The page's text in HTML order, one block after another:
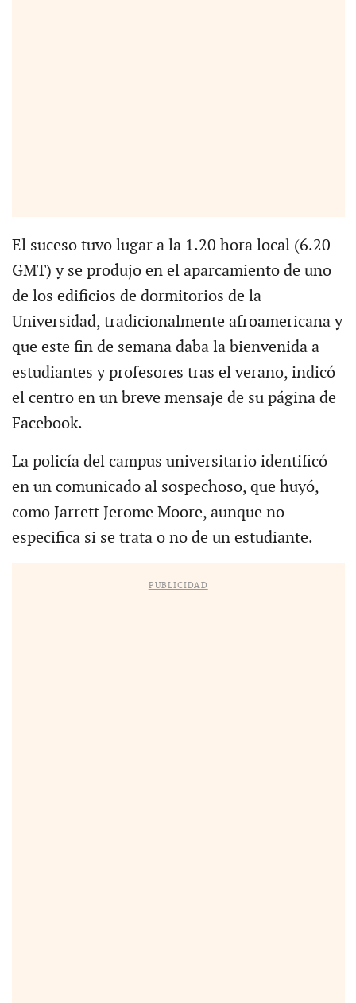
El suceso tuvo lugar a la 1.20 hora local (6.20
GMT) y se produjo en el aparcamiento de uno
de los edificios de dormitorios de la
Universidad, tradicionalmente afroamericana y
que este fin de semana daba la bienvenida a
estudiantes y profesores tras el verano, indicó
el centro en un breve mensaje de su página de
Facebook.
La policía del campus universitario identificó
en un comunicado al sospechoso, que huyó,
como Jarrett Jerome Moore, aunque no
especifica si se trata o no de un estudiante.
PUBLICIDAD